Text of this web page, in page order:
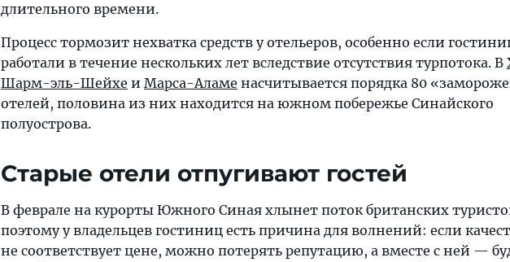
насчитывается
80
«замороженных»
отелей,
половина
из
находятся
южном
побережье
Синайского
длительного времени.
Процесс тормозит нехватка средств у отельеров, особенно если
работали в течение нескольких лет вследствие отсутствия турпотока. В
Шарм-эль-Шейхе и Марса-Аламе насчитывается порядка 80
отелей, половина из них находится на южном побережье Синайского
полуострова.
Старые отели отпугивают гостей
В феврале на курорты Южного Синая хлынет поток британских
поэтому у владельцев гостиниц есть причина для волнений: если
не соответствует цене, можно потерять репутацию, а вместе с ней —